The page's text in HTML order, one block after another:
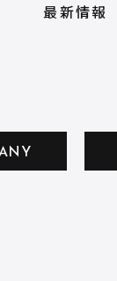
最新情報